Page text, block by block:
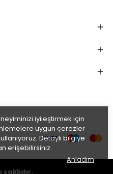
iyileştirmek için
uygun çerezler
Detaylı bilgiye
erişebilirsiniz.
Anladım
saklıdır.